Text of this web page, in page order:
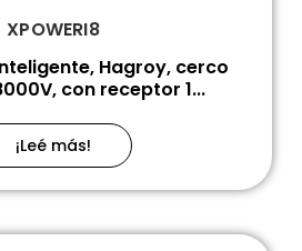
XPOWERI8
Hagroy, cerco
con receptor 1...
¡Leé más!